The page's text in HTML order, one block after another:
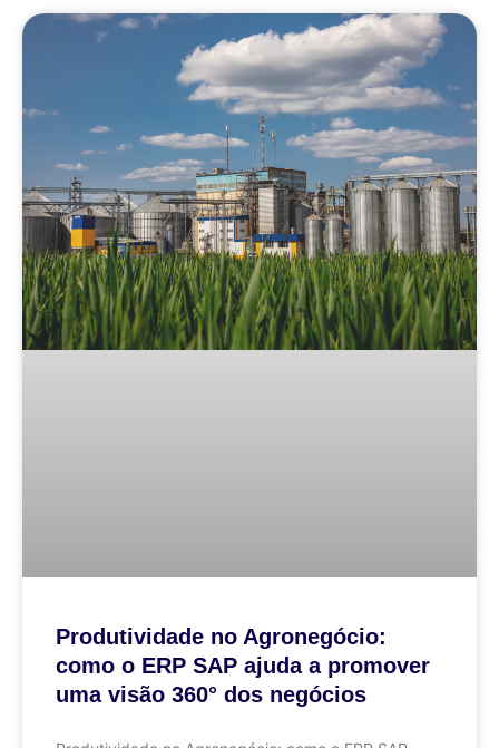
Produtividade no Agronegócio:
como o ERP SAP ajuda a promover
uma visão 360° dos negócios